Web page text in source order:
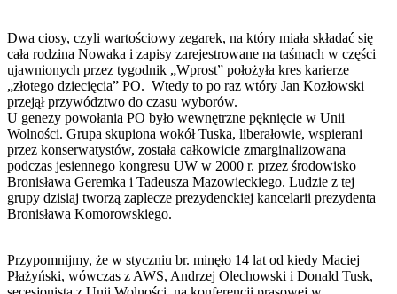
Dwa ciosy, czyli wartościowy zegarek, na który miała składać się
cała rodzina Nowaka i zapisy zarejestrowane na taśmach w części
ujawnionych przez tygodnik „Wprost” położyła kres karierze
„złotego dziecięcia” PO. Wtedy to po raz wtóry Jan Kozłowski
przejął przywództwo do czasu wyborów.
U genezy powołania PO było wewnętrzne pęknięcie w Unii
Wolności. Grupa skupiona wokół Tuska, liberałowie, wspierani
przez konserwatystów, została całkowicie zmarginalizowana
podczas jesiennego kongresu UW w 2000 r. przez środowisko
Bronisława Geremka i Tadeusza Mazowieckiego. Ludzie z tej
grupy dzisiaj tworzą zaplecze prezydenckiej kancelarii prezydenta
Bronisława Komorowskiego.
Przypomnijmy, że w styczniu br. minęło 14 lat od kiedy Maciej
Płażyński, wówczas z AWS, Andrzej Olechowski i Donald Tusk,